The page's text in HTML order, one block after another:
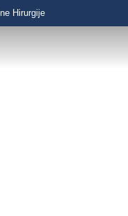
Hirurgije